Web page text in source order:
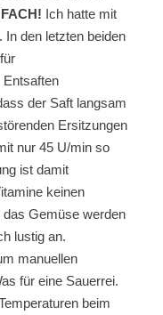
Ich hatte mit
In den letzten beiden
Entsaften
der Saft langsam
Ersitzungen
nur 45 U/min so
ist damit
keinen
Gemüse werden
lustig an.
manuellen
für eine Sauerrei.
beim